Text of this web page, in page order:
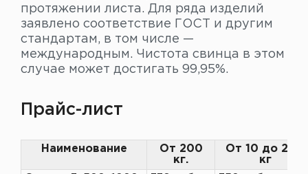
протяжении листа. Для ряда изделий
заявлено соответствие ГОСТ и другим
стандартам, в том числе —
международным. Чистота свинца в этом
случае может достигать 99,95%.
Прайс-лист
Наименование
От 200
кг.
От 10 до 200
кг